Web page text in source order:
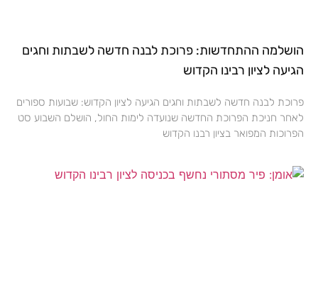
הושלמה ההתחדשות: פרוכת לבנה חדשה לשבתות וחגים
הגיעה לציון רבינו הקדוש
פרוכת לבנה חדשה לשבתות וחגים הגיעה לציון הקדוש: שבועות ספורים
לאחר חניכת הפרוכת החדשה שנועדה לימות החול, הושלם השבוע סט
הפרוכות המפואר בציון רבנו הקדוש